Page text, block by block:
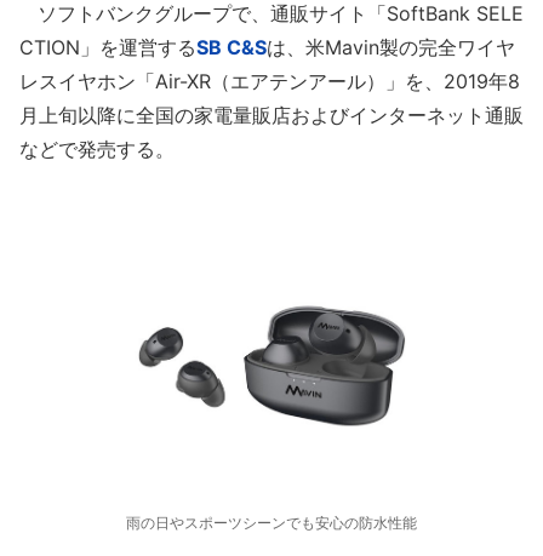
ソフトバンクグループで、通販サイト「SoftBank SELE
CTION」を運営するSB C&Sは、米Mavin製の完全ワイヤ
レスイヤホン「Air-XR（エアテンアール）」を、2019年8
月上旬以降に全国の家電量販店およびインターネット通販
などで発売する。
雨の日やスポーツシーンでも安心の防水性能